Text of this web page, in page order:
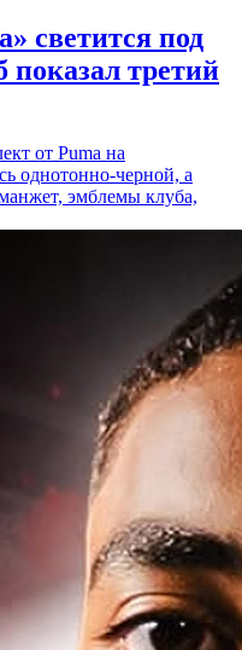
светится под
показал третий
от Puma на
однотонно-черной, а
эмблемы клуба,